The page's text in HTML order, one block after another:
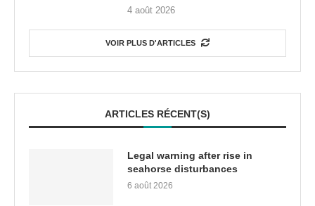
4 août 2026
VOIR PLUS D'ARTICLES
ARTICLES RÉCENT(S)
Legal warning after rise in
seahorse disturbances
6 août 2026